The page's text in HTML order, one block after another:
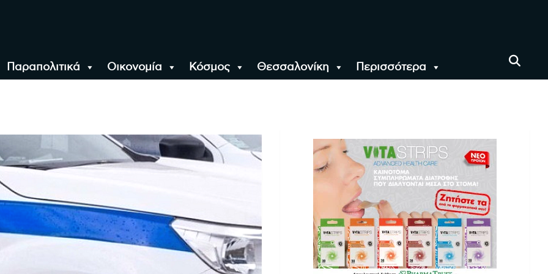
Παραπολιτικά Οικονομία Κόσμος Θεσσαλονίκη Περισσότερα